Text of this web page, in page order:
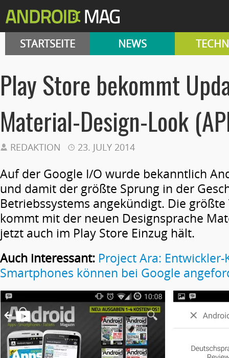
STARTSEITE NEWS
Play Store bekommt
Material-Design-Look
REDAKTION 23. JULY 2014
Auf der Google I/O wurde bekanntlich
und damit der größte Sprung in der
Betriebssystems angekündigt. Die
kommt mit der neuen Designsprache
jetzt auch im Play Store Einzug hält.
Auch interessant: Project Ara:
Smartphones können bei Google